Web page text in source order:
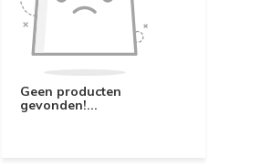
Geen producten
gevonden!...